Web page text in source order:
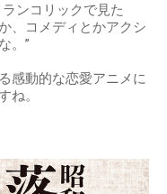
ンコリックで見た
、コメディとかアクシ
。”
感動的な恋愛アニメに
ね。